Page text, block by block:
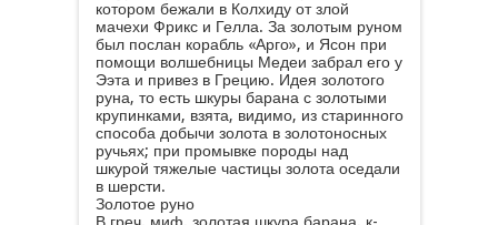
котором бежали в Колхиду от злой
мачехи Фрикс и Гелла. За золотым руном
был послан корабль «Арго», и Ясон при
помощи волшебницы Медеи забрал его у
Ээта и привез в Грецию. Идея золотого
руна, то есть шкуры барана с золотыми
крупинками, взята, видимо, из старинного
способа добычи золота в золотоносных
ручьях; при промывке породы над
шкурой тяжелые частицы золота оседали
в шерсти.
Золотое руно